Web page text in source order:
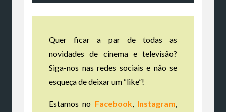
Quer ficar a par de todas as
novidades de cinema e televisão?
Siga-nos nas redes sociais e não se
esqueça de deixar um “like”!
Estamos no Facebook, Instagram